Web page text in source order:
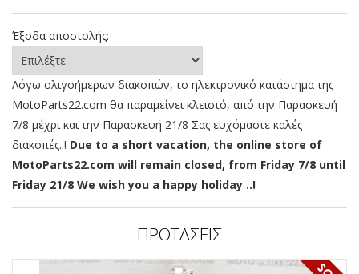
Έξοδα αποστολής:
Λόγω ολιγοήμερων διακοπών, το ηλεκτρονικό κατάστημα της
MotoParts22.com θα παραμείνει κλειστό, από την Παρασκευή
7/8 μέχρι και την Παρασκευή 21/8 Σας ευχόμαστε καλές
διακοπές..! Due to a short vacation, the online store of
MotoParts22.com will remain closed, from Friday 7/8 until
Friday 21/8 We wish you a happy holiday ..!
ΠΡΟΤΑΣΕΙΣ